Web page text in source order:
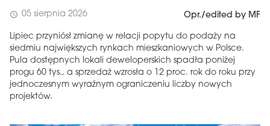
schedule 05 sierpnia 2026 Opr./edited by MF
Lipiec przyniósł zmianę w relacji popytu do podaży na
siedmiu największych rynkach mieszkaniowych w Polsce.
Pula dostępnych lokali deweloperskich spadła poniżej
progu 60 tys., a sprzedaż wzrosła o 12 proc. rok do roku przy
jednoczesnym wyraźnym ograniczeniu liczby nowych
projektów.